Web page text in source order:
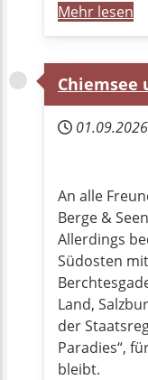
Mehr lesen
Chiemsee
01.09.2026
An alle
Berge &
Allerdings
Südosten
Land,
der
Paradies“,
bleibt.